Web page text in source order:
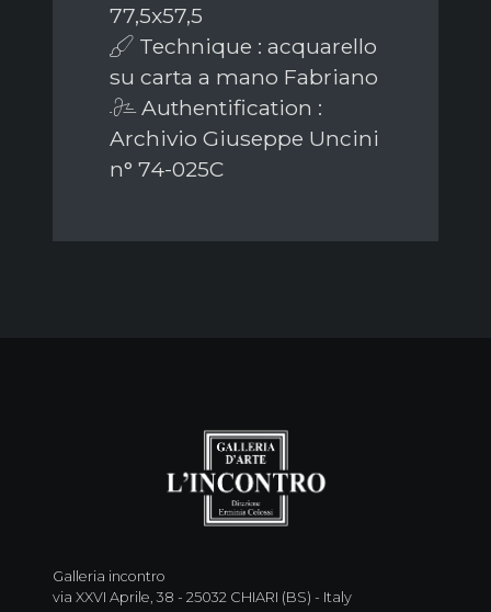
77,5x57,5
Technique : acquarello
su carta a mano Fabriano
Authentification :
Archivio Giuseppe Uncini
n° 74-025C
Galleria incontro
via XXVI Aprile, 38 - 25032 CHIARI (BS) - Italy